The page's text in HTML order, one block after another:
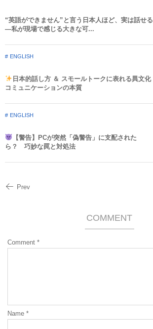
“英語ができません”と言う日本人ほど、実は話せる
—私が現場で感じる大きな可...
ENGLISH
日本的話し方 ＆ スモールトークに表れる異文化
コミュニケーションの本質
ENGLISH
【警告】PCが突然「偽警告」に支配された
ら？ 巧妙な罠と対処法
Prev
COMMENT
Comment *
Name *